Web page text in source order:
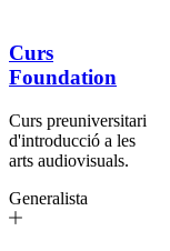
Curs
Foundation
Curs preuniversitari
d'introducció a les
arts audiovisuals.
Generalista